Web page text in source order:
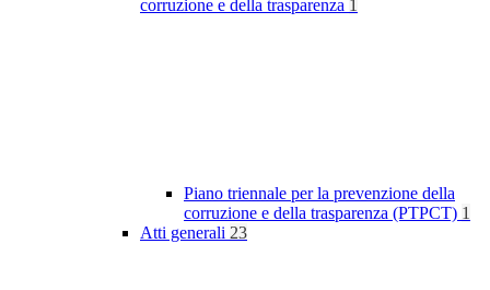
corruzione e della trasparenza 1
Piano triennale per la prevenzione della
corruzione e della trasparenza (PTPCT) 1
Atti generali 23